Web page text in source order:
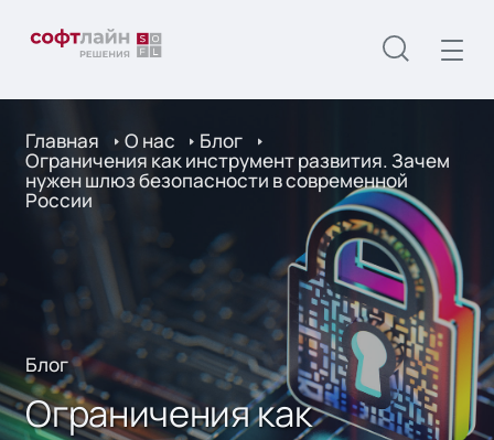
Главная О нас Блог
Ограничения как инструмент развития. Зачем
нужен шлюз безопасности в современной
России
Блог
Ограничения как